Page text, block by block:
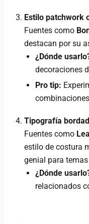
Estilo patchwork
Fuentes como
destacan por su
¿Dónde
decoraciones
Pro tip:
Tipografía
Fuentes como
estilo de costura
genial para
¿Dónde
relacionados